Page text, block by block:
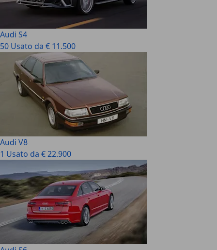
Audi S4
50 Usato da € 11.500
Audi V8
1 Usato da € 22.900